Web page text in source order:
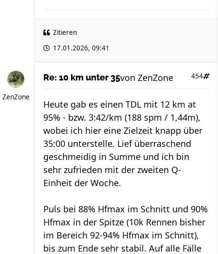
Zitieren
17.01.2026, 09:41
ZenZone
Re: 10 km unter 35 454
von ZenZone
Heute gab es einen TDL mit 12 km at
95% - bzw. 3:42/km (188 spm / 1,44m),
wobei ich hier eine Zielzeit knapp über
35:00 unterstelle. Lief überraschend
geschmeidig in Summe und ich bin
sehr zufrieden mit der zweiten Q-
Einheit der Woche.
Puls bei 88% Hfmax im Schnitt und 90%
Hfmax in der Spitze (10k Rennen bisher
im Bereich 92-94% Hfmax im Schnitt),
bis zum Ende sehr stabil. Auf alle Fälle